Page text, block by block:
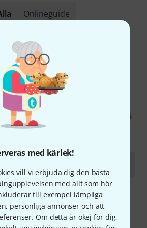
med kärlek!
vill vi erbjuda dig den bästa
med allt som hör
till exempel lämpliga
personliga annonser och att
Om detta är okej för dig,
Onlineguide